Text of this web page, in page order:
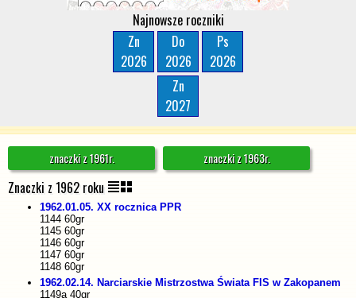
Najnowsze roczniki
Zn
2026
Do
2026
Ps
2026
Zn
2027
znaczki z 1961r. znaczki z 1963r.
Znaczki z 1962 roku
1962.01.05. XX rocznica PPR
1144 60gr
1145 60gr
1146 60gr
1147 60gr
1148 60gr
1962.02.14. Narciarskie Mistrzostwa Świata FIS w Zakopanem
1149a 40gr